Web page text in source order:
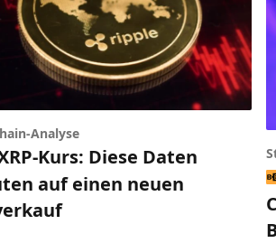
Analyse
Kurs: Diese Daten
auf einen neuen